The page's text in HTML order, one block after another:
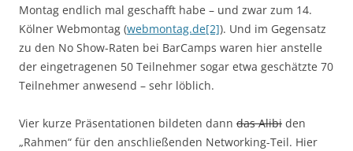
Montag endlich mal geschafft habe – und zwar zum 14.
Kölner Webmontag (webmontag.de[2]). Und im Gegensatz
zu den No Show-Raten bei BarCamps waren hier anstelle
der eingetragenen 50 Teilnehmer sogar etwa geschätzte 70
Teilnehmer anwesend – sehr löblich.
Vier kurze Präsentationen bildeten dann das Alibi den
„Rahmen“ für den anschließenden Networking-Teil. Hier